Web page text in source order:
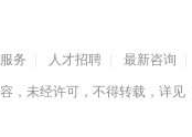
务 人才招聘 最新咨询
，未经许可，不得转载，详见